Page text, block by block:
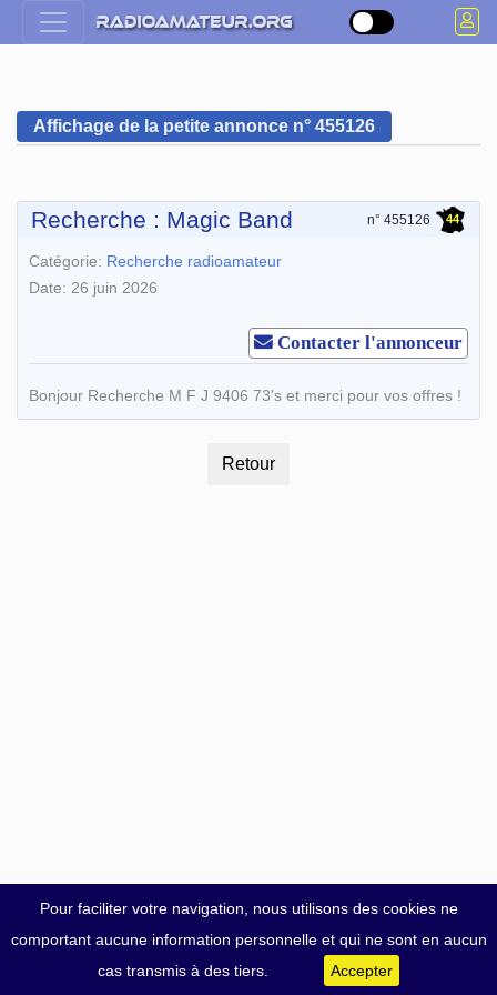
Pour faciliter votre navigation, nous utilisons des cookies ne
comportant aucune information personnelle et qui ne sont en aucun
cas transmis à des tiers.
Accepter
Affichage de la petite annonce n° 455126
Recherche : Magic Band n° 455126 44
Catégorie: Recherche radioamateur
Date: 26 juin 2026
Contacter l'annonceur
Bonjour Recherche M F J 9406 73's et merci pour vos offres !